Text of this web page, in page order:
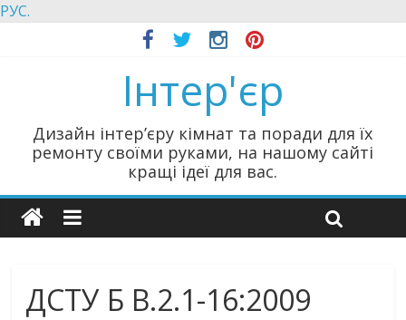
РУС.
Інтер'єр
Дизайн інтер’єру кімнат та поради для їх
ремонту своїми руками, на нашому сайті
кращі ідеї для вас.
ДСТУ Б В.2.1-16:2009